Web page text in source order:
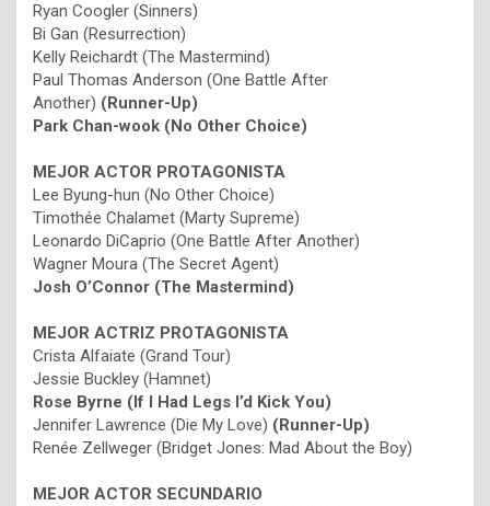
Ryan Coogler (Sinners)
Bi Gan (Resurrection)
Kelly Reichardt (The Mastermind)
Paul Thomas Anderson (One Battle After
Another) (Runner-Up)
Park Chan-wook (No Other Choice)
MEJOR ACTOR PROTAGONISTA
Lee Byung-hun (No Other Choice)
Timothée Chalamet (Marty Supreme)
Leonardo DiCaprio (One Battle After Another)
Wagner Moura (The Secret Agent)
Josh O’Connor (The Mastermind)
MEJOR ACTRIZ PROTAGONISTA
Crista Alfaiate (Grand Tour)
Jessie Buckley (Hamnet)
Rose Byrne (If I Had Legs I’d Kick You)
Jennifer Lawrence (Die My Love) (Runner-Up)
Renée Zellweger (Bridget Jones: Mad About the Boy)
MEJOR ACTOR SECUNDARIO